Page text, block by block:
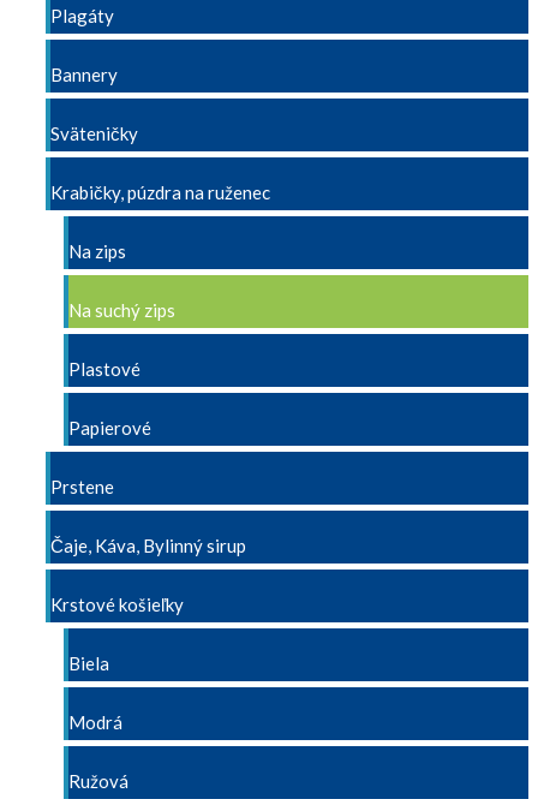
Plagáty
Bannery
Sväteničky
Krabičky, púzdra na ruženec
Na zips
Na suchý zips
Plastové
Papierové
Prstene
Čaje, Káva, Bylinný sirup
Krstové košieľky
Biela
Modrá
Ružová